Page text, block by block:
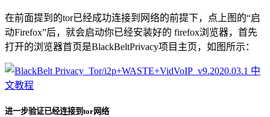
在前面提到的tor已经成功连接到网络的前提下，点上图的“启
动Firefox”后，就会启动你已经安装好的 firefox浏览器，首先
打开的浏览器首页是BlackBeltPrivacy项目主页，如图所示：
进一步验证已经连接到tor网络